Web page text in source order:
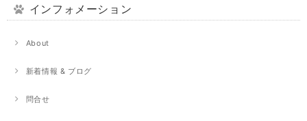
インフォメーション
About
新着情報 & ブログ
問合せ